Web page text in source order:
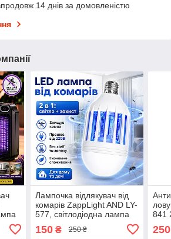
14 днів за домовленістю
Лампочка відлякувач від
комарів ZappLight AND LY-
577, світлодіодна лампа
150₴ 250 ₴
841
5 Вт
250